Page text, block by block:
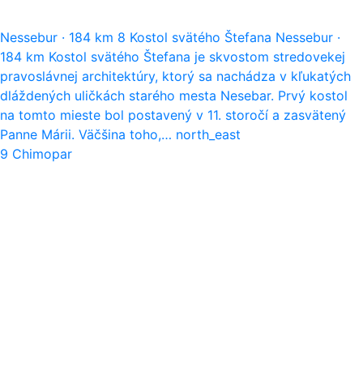
Nessebur · 184 km 8 Kostol svätého Štefana Nessebur ·
184 km Kostol svätého Štefana je skvostom stredovekej
pravoslávnej architektúry, ktorý sa nachádza v kľukatých
dláždených uličkách starého mesta Nesebar. Prvý kostol
na tomto mieste bol postavený v 11. storočí a zasvätený
Panne Márii. Väčšina toho,… north_east
9 Chimopar